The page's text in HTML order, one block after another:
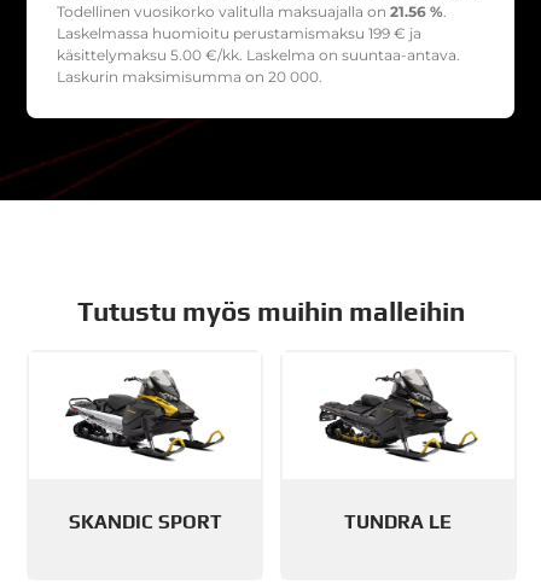
Todellinen vuosikorko valitulla maksuajalla on21.56 %.
Laskelmassa huomioitu perustamismaksu199 € ja
käsittelymaksu5.00 €/kk. Laskelma on suuntaa-antava.
Laskurin maksimisumma on 20 000.
Tutustu myös muihin malleihin
SKANDIC SPORT TUNDRA LE